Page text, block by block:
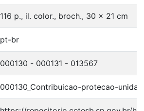
116 p., il. color., broch., 30 x 21 cm
pt-br
000130 - 000131 - 013567
000130_Contribuicao-protecao-